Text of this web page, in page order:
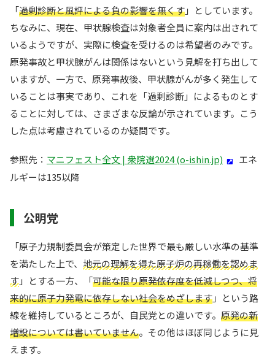
「過剰診断と風評による負の影響を無くす」としています。
ちなみに、現在、甲状腺検査は対象者全員に案内は出されて
いるようですが、実際に検査を受けるのは希望者のみです。
原発事故と甲状腺がんは関係はないという見解を打ち出して
いますが、一方で、原発事故後、甲状腺がんが多く発生して
いることは事実であり、これを「過剰診断」によるものとす
ることに対しては、さまざまな反論が示されています。こう
した点は考慮されているのか疑問です。
参照先： マニフェスト全文 | 衆院選2024 (o-ishin.jp)
エネ
ルギーは135以降
公明党
「原子力規制委員会が策定した世界で最も厳しい水準の基準
を満たした上で、 地元の理解を得た原子炉の再稼働を認めま
す」とする一方、「可能な限り原発依存度を低減しつつ、将
来的に原子力発電に依存しない社会をめざします」という路
線を維持しているところが、自民党との違いです。 原発の新
増設については書いていません。その他はほぼ同じように見
えます。